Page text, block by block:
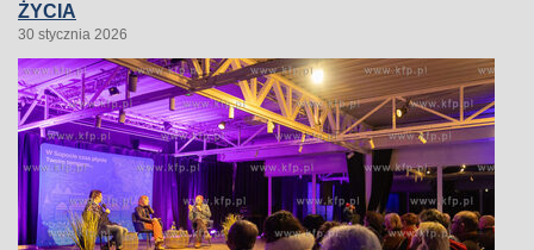
ŻYCIA
30 stycznia 2026